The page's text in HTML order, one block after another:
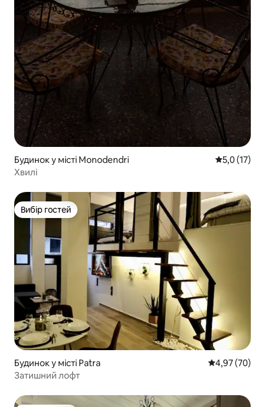
Будинок у місті Monodendri Середня
5,0 (17)
Хвилі
Вибір гостей
Вибір гостей
Будинок у місті Patra Середня
4,97 (70)
Затишний лофт